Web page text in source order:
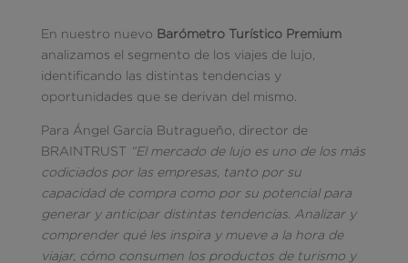
En nuestro nuevo Barómetro Turístico Premium
analizamos el segmento de los viajes de lujo,
identificando las distintas tendencias y
oportunidades que se derivan del mismo.
Para Ángel García Butragueño, director de
BRAINTRUST “El mercado de lujo es uno de los más
codiciados por las empresas, tanto por su
capacidad de compra como por su potencial para
generar y anticipar distintas tendencias. Analizar y
comprender qué les inspira y mueve a la hora de
viajar, cómo consumen los productos de turismo y